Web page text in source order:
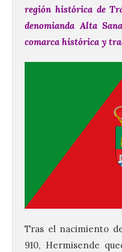
región histórica de
denomianda Alta
comarca histórica y
Tras el nacimiento
910, Hermisende